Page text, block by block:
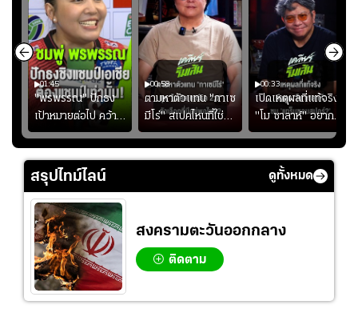
01:45
"พรพรรณ" ปักธง
เป้าหมายต่อไป คว้า
แชมป์ชิงแชมป์
เอเชีย เพื่อตั๋ว
โอลิมปิก
00:58
ตามหาตัวแทน "กาเซ
มีโร่" สเปคไหนที่ใช่
สำหรับแมนยูยุค
"คาร์ริค 2.0"?
00:33
เปิดเหตุผลที่แท้จริงที่
"โม ซาลาห์" อยาก
ย้ายซบ "แทร็บซอนส
ปอร์"
สรุปไทม์ไลน์ ดูทั้งหมด
สงครามตะวันออกกลาง
ติดตาม